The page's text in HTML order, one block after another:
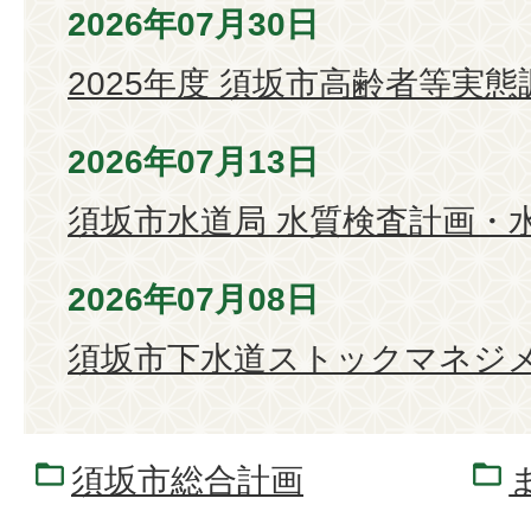
2026年07月30日
2025年度 須坂市高齢者等実
2026年07月13日
須坂市水道局 水質検査計画・
2026年07月08日
須坂市下水道ストックマネジ
須坂市総合計画